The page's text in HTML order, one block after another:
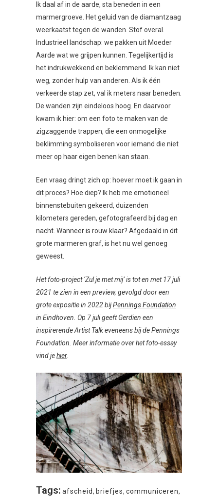
Ik daal af in de aarde, sta beneden in een
marmergroeve. Het geluid van de diamantzaag
weerkaatst tegen de wanden. Stof overal.
Industrieel landschap: we pakken uit Moeder
Aarde wat we grijpen kunnen. Tegelijkertijd is
het indrukwekkend en beklemmend. Ik kan niet
weg, zonder hulp van anderen. Als ik één
verkeerde stap zet, val ik meters naar beneden.
De wanden zijn eindeloos hoog. En daarvoor
kwam ik hier: om een foto te maken van de
zigzaggende trappen, die een onmogelijke
beklimming symboliseren voor iemand die niet
meer op haar eigen benen kan staan.
Een vraag dringt zich op: hoever moet ik gaan in
dit proces? Hoe diep? Ik heb me emotioneel
binnenstebuiten gekeerd, duizenden
kilometers gereden, gefotografeerd bij dag en
nacht. Wanneer is rouw klaar? Afgedaald in dit
grote marmeren graf, is het nu wel genoeg
geweest.
Het foto-project ‘Zul je met mij’ is tot en met 17 juli
2021 te zien in een preview, gevolgd door een
grote expositie in 2022 bijPennings Foundation
in Eindhoven. Op 7 juli geeft Gerdien een
inspirerende Artist Talk eveneens bij de Pennings
Foundation. Meer informatie over het foto-essay
vind jehier.
Tags: afscheid, briefjes, communiceren,